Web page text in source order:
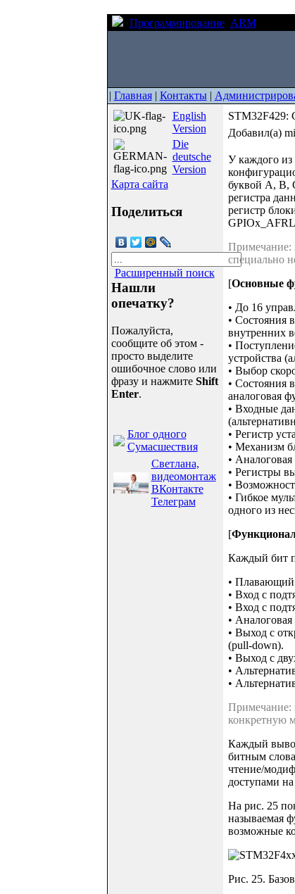
Программирование ARM
| Главная| Контакты|
English
Version
Die
deutsche
Version
Карта сайта
Поделиться
Расширенный поиск
Нашли
опечатку?
Пожалуйста,
сообщите об этом -
просто выделите
ошибочное слово или
фразу и нажмите Shift
Enter.
Блог одного
Сумасшествия
Светлана,
видеомонтаж
ВКонтакте
Телеграм
STM32F429:
Добавил(а)
У каждого из
буквой A, B,
регистра
регистр
Примечание:
специально
[Основные
• До 16
• Состояния
внутренних
•
устройства
• Выбор
• Состояния
аналоговая
• Входные
• Регистр
• Механизм
•
• Регистры
•
• Гибкое
одного из
[
Каждый бит
• Плавающий
• Вход с
• Вход с
•
• Выход с
(pull-down).
• Выход с
•
•
Примечание:
конкретную
Каждый
битным
чтение/
доступами
На рис. 25
называемая
возможные
Рис. 25.